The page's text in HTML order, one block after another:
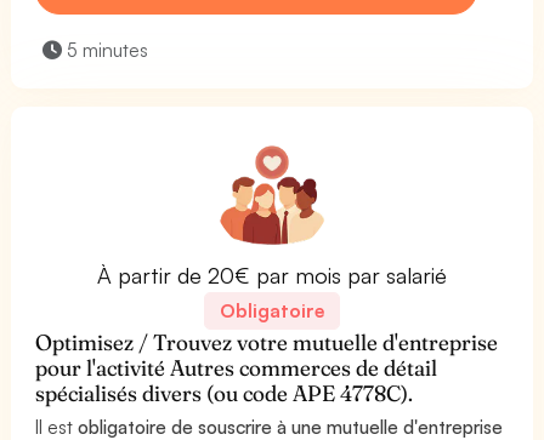
5 minutes
À partir de 20€ par mois par salarié
Obligatoire
Optimisez / Trouvez votre mutuelle d'entreprise
pour l'activité Autres commerces de détail
spécialisés divers (ou code APE 4778C).
Il estobligatoire de souscrire à une mutuelle d'entreprise